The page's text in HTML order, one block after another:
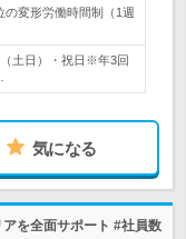
変形労働時間制（1週
土日）・祝日※年3回
気になる
を全面サポート #社員数